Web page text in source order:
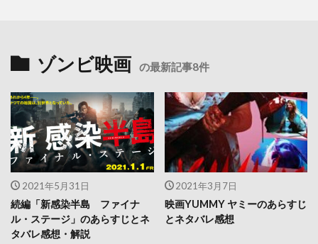
ゾンビ映画 の最新記事8件
2021年5月31日
続編「新感染半島 ファイナ
ル・ステージ」のあらすじとネ
タバレ感想・解説
2021年3月7日
映画YUMMY ヤミーのあらすじ
とネタバレ感想